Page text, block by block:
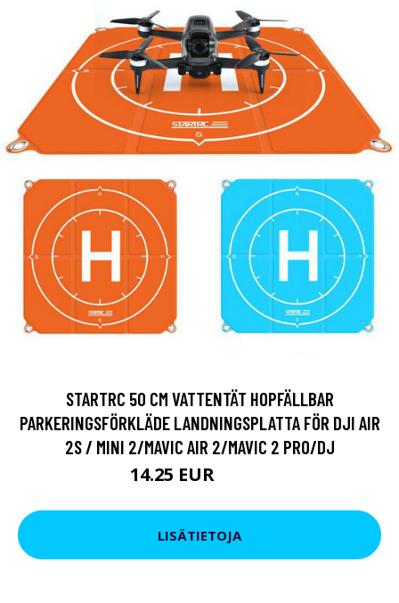
STARTRC 50 CM VATTENTÄT HOPFÄLLBAR
PARKERINGSFÖRKLÄDE LANDNINGSPLATTA FÖR DJI AIR
2S / MINI 2/MAVIC AIR 2/MAVIC 2 PRO/DJ
14.25 EUR
LISÄTIETOJA